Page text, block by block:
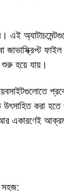
এই
শুরু হয়ে যায়।
করা হতে
একারণেই
সহজ: